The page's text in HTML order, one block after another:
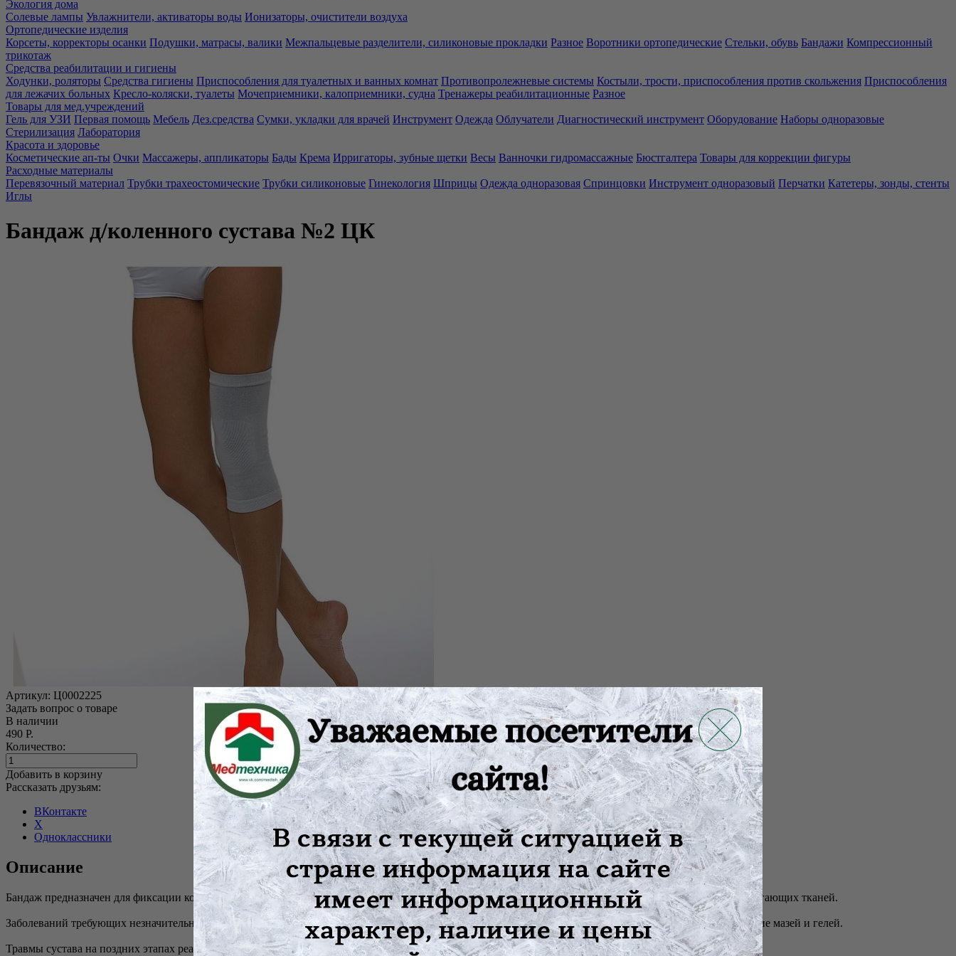
Экология дома
Солевые лампы Увлажнители, активаторы воды Ионизаторы, очистители воздуха
Ортопедические изделия
Корсеты, корректоры осанки Подушки, матрасы, валики Межпальцевые разделители, силиконовые прокладки Разное Воротники ортопедические Стельки, обувь Бандажи Компрессионный
трикотаж
Средства реабилитации и гигиены
Ходунки, роляторы Средства гигиены Приспособления для туалетных и ванных комнат Противопролежневые системы Костыли, трости, приспособления против скольжения Приспособления
для лежачих больных Кресло-коляски, туалеты Мочеприемники, калоприемники, судна Тренажеры реабилитационные Разное
Товары для мед.учреждений
Гель для УЗИ Первая помощь Мебель Дез.средства Сумки, укладки для врачей Инструмент Одежда Облучатели Диагностический инструмент Оборудование Наборы одноразовые
Стерилизация Лаборатория
Красота и здоровье
Косметические ап-ты Очки Массажеры, аппликаторы Бады Крема Ирригаторы, зубные щетки Весы Ванночки гидромассажные Бюстгалтера Товары для коррекции фигуры
Расходные материалы
Перевязочный материал Трубки трахеостомические Трубки силиконовые Гинекология Шприцы Одежда одноразовая Спринцовки Инструмент одноразовый Перчатки Катетеры, зонды, стенты
Иглы
Бандаж д/коленного сустава №2 ЦК
Артикул: Ц0002225
Задать вопрос о товаре
В наличии
490 Р.
Количество:
Добавить в корзину
Рассказать друзьям:
ВКонтакте
X
Одноклассники
Описание
Бандаж предназначен для фиксации коленного сустава при лечении травматических повреждений связок и воспалительных заболеваний сустава и прилегающих тканей.
Заболеваний требующих незначительного согревания о области сустава: хронические воспалительные процессы,профилактическое и лечебное применение мазей и гелей.
Травмы сустава на поздних этапах реабилитации (для усиления кровообращения,улучшения обменных и регенеративных процессов).